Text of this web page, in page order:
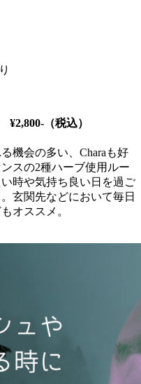
（税込）
機会の多い、Charaも好
スの2種ハーブ使用ルー
時や気持ち良い日を過ご
玄関先などにおいて毎日
オススメ。